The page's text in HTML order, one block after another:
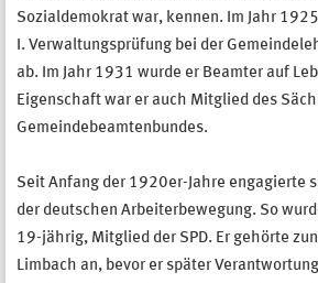
Sozialdemokrat war, kennen. Im Jahr
I. Verwaltungsprüfung bei der
ab. Im Jahr 1931 wurde er Beamter auf
Eigenschaft war er auch Mitglied des
Gemeindebeamtenbundes.
Seit Anfang der 1920er-Jahre engagierte
der deutschen Arbeiterbewegung. So
19-jährig, Mitglied der SPD. Er gehörte
Limbach an, bevor er später